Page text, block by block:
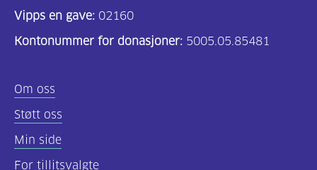
Vipps en gave: 02160
Kontonummer for donasjoner: 5005.05.85481
Om oss
Støtt oss
Min side
For tillitsvalgte